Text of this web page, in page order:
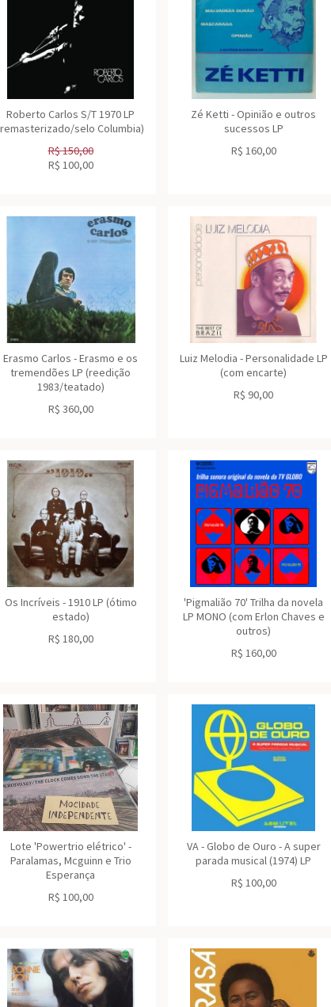
Roberto Carlos S/T 1970 LP
selo Columbia)
R$150,00
R$ 100,00
Zé Ketti - Opinião e outros
sucessos LP
R$ 160,00
Erasmo Carlos - Erasmo e os
tremendões LP (reedição
1983/teatado)
R$ 360,00
Luiz Melodia - Personalidade LP
(com encarte)
R$ 90,00
Os Incríveis - 1910 LP (ótimo
estado)
R$ 180,00
'Pigmalião 70' Trilha da novela
LP MONO (com Erlon Chaves e
outros)
R$ 160,00
Lote 'Powertrio elétrico' -
Paralamas, Mcguinn e Trio
Esperança
R$ 100,00
VA - Globo de Ouro - A super
parada musical (1974) LP
R$ 100,00